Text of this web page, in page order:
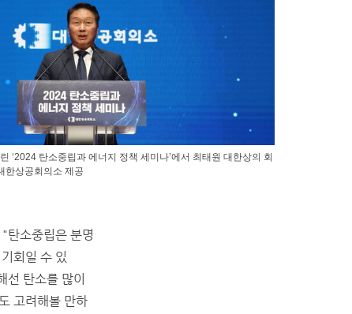
‘2024 탄소중립과 에너지 정책 세미나’에서 최태원 대한상의 회
한상공회의소 제공
탄소중립은 분명
회일 수 있
탄소를 많이
고려해볼 만하